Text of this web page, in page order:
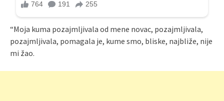
“Moja kuma pozajmljivala od mene novac, pozajmljivala,
pozajmljivala, pomagala je, kume smo, bliske, najbliže, nije
mi žao.